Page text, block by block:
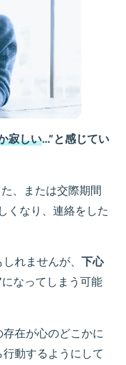
寂しい…”と感じてい
、または交際期間
くなり、連絡をした
れませんが、 下心
になってしまう可能
在が心のどこかに
動するようにして